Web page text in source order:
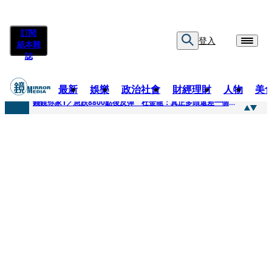
訂閱
紙本雜
誌
登入
最新 娛樂 政治社會 財經理財 人物 美
快訊
錢鏡你家1／急跌8800點後反彈 杜金龍：真正多頭還差一個訊號